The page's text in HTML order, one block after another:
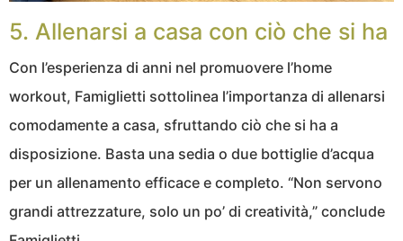
5. Allenarsi a casa con ciò che si ha
Con l’esperienza di anni nel promuovere l’home
workout, Famiglietti sottolinea l’importanza di allenarsi
comodamente a casa, sfruttando ciò che si ha a
disposizione. Basta una sedia o due bottiglie d’acqua
per un allenamento efficace e completo. “Non servono
grandi attrezzature, solo un po’ di creatività,” conclude